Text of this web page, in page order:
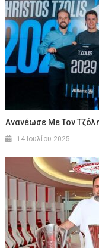
Ανανέωσε Με Τον
14 Ιουλίου 2025